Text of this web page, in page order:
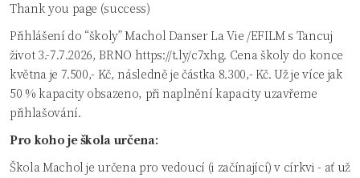
Thank you page (success)
Přihlášení do “školy” Machol Danser La Vie /EFILM s Tancuj
život 3.-7.7.2026, BRNO https://t.ly/c7xhg. Cena školy do konce
května je 7.500,- Kč, následně je částka 8.300,- Kč. Už je více jak
50 % kapacity obsazeno, při naplnění kapacity uzavřeme
přihlašování.
Pro koho je škola určena:
Škola Machol je určena pro vedoucí (i začínající) v církvi - ať už